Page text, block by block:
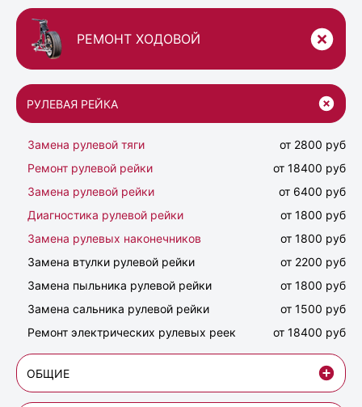
РЕМОНТ ХОДОВОЙ
РУЛЕВАЯ РЕЙКА
Замена рулевой тяги
от 2800 руб
Ремонт рулевой рейки
от 18400 руб
Замена рулевой рейки
от 6400 руб
Диагностика рулевой рейки
от 1800 руб
Замена рулевых наконечников
от 1800 руб
Замена втулки рулевой рейки
от 2200 руб
Замена пыльника рулевой рейки
от 1800 руб
Замена сальника рулевой рейки
от 1500 руб
Ремонт электрических рулевых реек
от 18400 руб
ОБЩИЕ